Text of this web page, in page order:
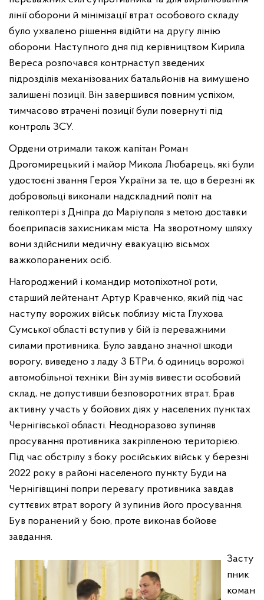
лінії оборони й мінімізації втрат особового складу
було ухвалено рішення відійти на другу лінію
оборони. Наступного дня під керівництвом Кирила
Вереса розпочався контрнаступ зведених
підрозділів механізованих батальйонів на вимушено
залишені позиції. Він завершився повним успіхом,
тимчасово втрачені позиції були повернуті під
контроль ЗСУ.
Ордени отримали також капітан Роман
Дрогомирецький і майор Микола Любарець, які були
удостоєні звання Героя України за те, що в березні як
добровольці виконали надскладний політ на
гелікоптері з Дніпра до Маріуполя з метою доставки
боєприпасів захисникам міста. На зворотному шляху
вони здійснили медичну евакуацію вісьмох
важкопоранених осіб.
Нагороджений і командир мотопіхотної роти,
старший лейтенант Артур Кравченко, який під час
наступу ворожих військ поблизу міста Глухова
Сумської області вступив у бій із переважними
силами противника. Було завдано значної шкоди
ворогу, виведено з ладу 3 БТРи, 6 одиниць ворожої
автомобільної техніки. Він зумів вивести особовий
склад, не допустивши безповоротних втрат. Брав
активну участь у бойових діях у населених пунктах
Чернігівської області. Неодноразово зупиняв
просування противника закріпленою територією.
Під час обстрілу з боку російських військ у березні
2022 року в районі населеного пункту Буди на
Чернігівщині попри перевагу противника завдав
суттєвих втрат ворогу й зупинив його просування.
Був поранений у бою, проте виконав бойове
завдання.
Засту
пник
коман